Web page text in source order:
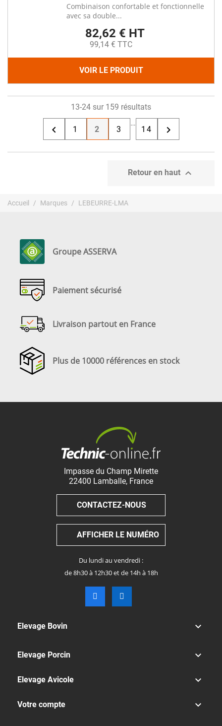
Combinaison confortable et fonctionnelle
avec sa double...
82,62 € HT
99,14 € TTC
VOIR LE PRODUIT
13-24 sur 159 résultats
 1 2 3
…
14 
Retour en haut 
Accueil Marques LEBEURRE-LMA
Groupe ASSERVA
Paiement sécurisé
Livraison partout en France
Plus de 10000 références en stock
Impasse du Champ Mirette
22400 Lamballe, France
CONTACTEZ-NOUS
AFFICHER LE NUMÉRO
Du lundi au vendredi :
de 8h30 à 12h30 et de 14h à 18h
Elevage Bovin 
Elevage Porcin 
Elevage Avicole 
Votre compte 